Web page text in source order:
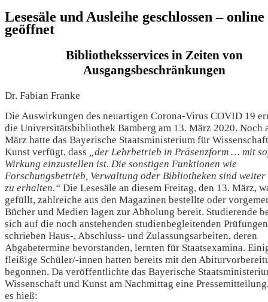
Lesesäle und Ausleihe geschlossen – online
geöffnet
Bibliotheksservices in Zeiten von
Ausgangsbeschränkungen
Dr. Fabian Franke
Die Auswirkungen des neuartigen Corona-Virus COVID 19
die Universitätsbibliothek Bamberg am 13. März 2020. Noch
März hatte das Bayerische Staatsministerium für
Kunst verfügt, dass
„der Lehrbetrieb in Präsenzform … mit
Wirkung einzustellen ist. Die sonstigen Funktionen wie
Forschungsbetrieb, Verwaltung oder Bibliotheken sind
zu erhalten.“ Die Lesesäle an diesem Freitag, den 13. März,
gefüllt, zahlreiche aus den Magazinen bestellte oder
Bücher und Medien lagen zur Abholung bereit. Studierende
sich auf die noch anstehenden studienbegleitenden
schrieben Haus-, Abschluss- und Zulassungsarbeiten, deren
Abgabetermine bevorstanden, lernten für Staatsexamina.
fleißige Schüler/-innen hatten bereits mit den
begonnen. Da veröffentlichte das Bayerische
Wissenschaft und Kunst am Nachmittag eine
es hieß: